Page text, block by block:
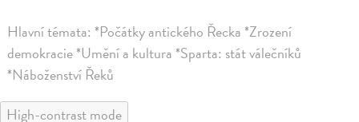
Hlavní témata: *Počátky antického Řecka *Zrození
demokracie *Umění a kultura *Sparta: stát válečníků
*Náboženství Řeků
High-contrast mode